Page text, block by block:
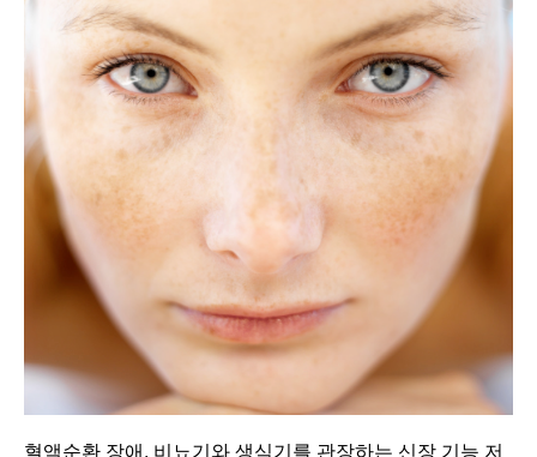
혈액순환 장애, 비뇨기와 생식기를 관장하는 신장 기능 저